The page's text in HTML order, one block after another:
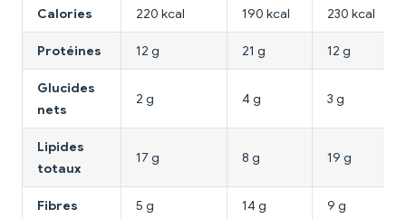
Calories 220 kcal 190 kcal 230 kcal
Protéines 12 g 21 g 12 g
Glucides
nets
2 g 4 g 3 g
Lipides
totaux
17 g 8 g 19 g
Fibres 5 g 14 g 9 g